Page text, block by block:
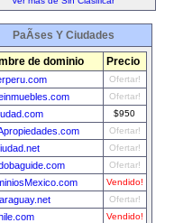
PaÃ­ses Y Ciudades
de dominio Precio
Ofertar!
Ofertar!
$950
Ofertar!
Ofertar!
Ofertar!
Vendido!
Ofertar!
Vendido!